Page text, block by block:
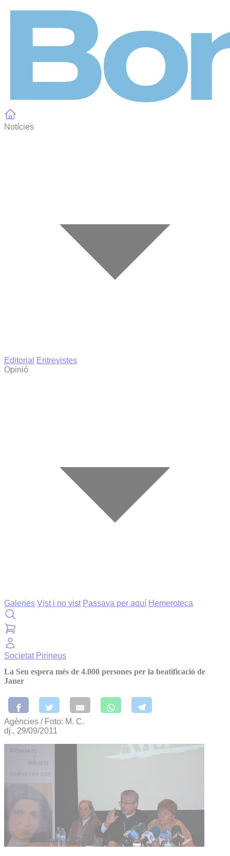
Notícies
Editorial
Entrevistes
Opinió
Galeries Vist i no vist Passava per aquí Hemeroteca
Societat Pirineus
La Seu espera més de 4.000 persones per la beatificació de
Janer
Agències / Foto: M. C.
dj., 29/09/2011